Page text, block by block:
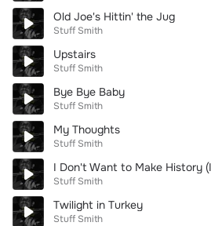
Old Joe's Hittin' the Jug
Stuff Smith
Upstairs
Stuff Smith
Bye Bye Baby
Stuff Smith
My Thoughts
Stuff Smith
Stuff Smith
Twilight in Turkey
Stuff Smith